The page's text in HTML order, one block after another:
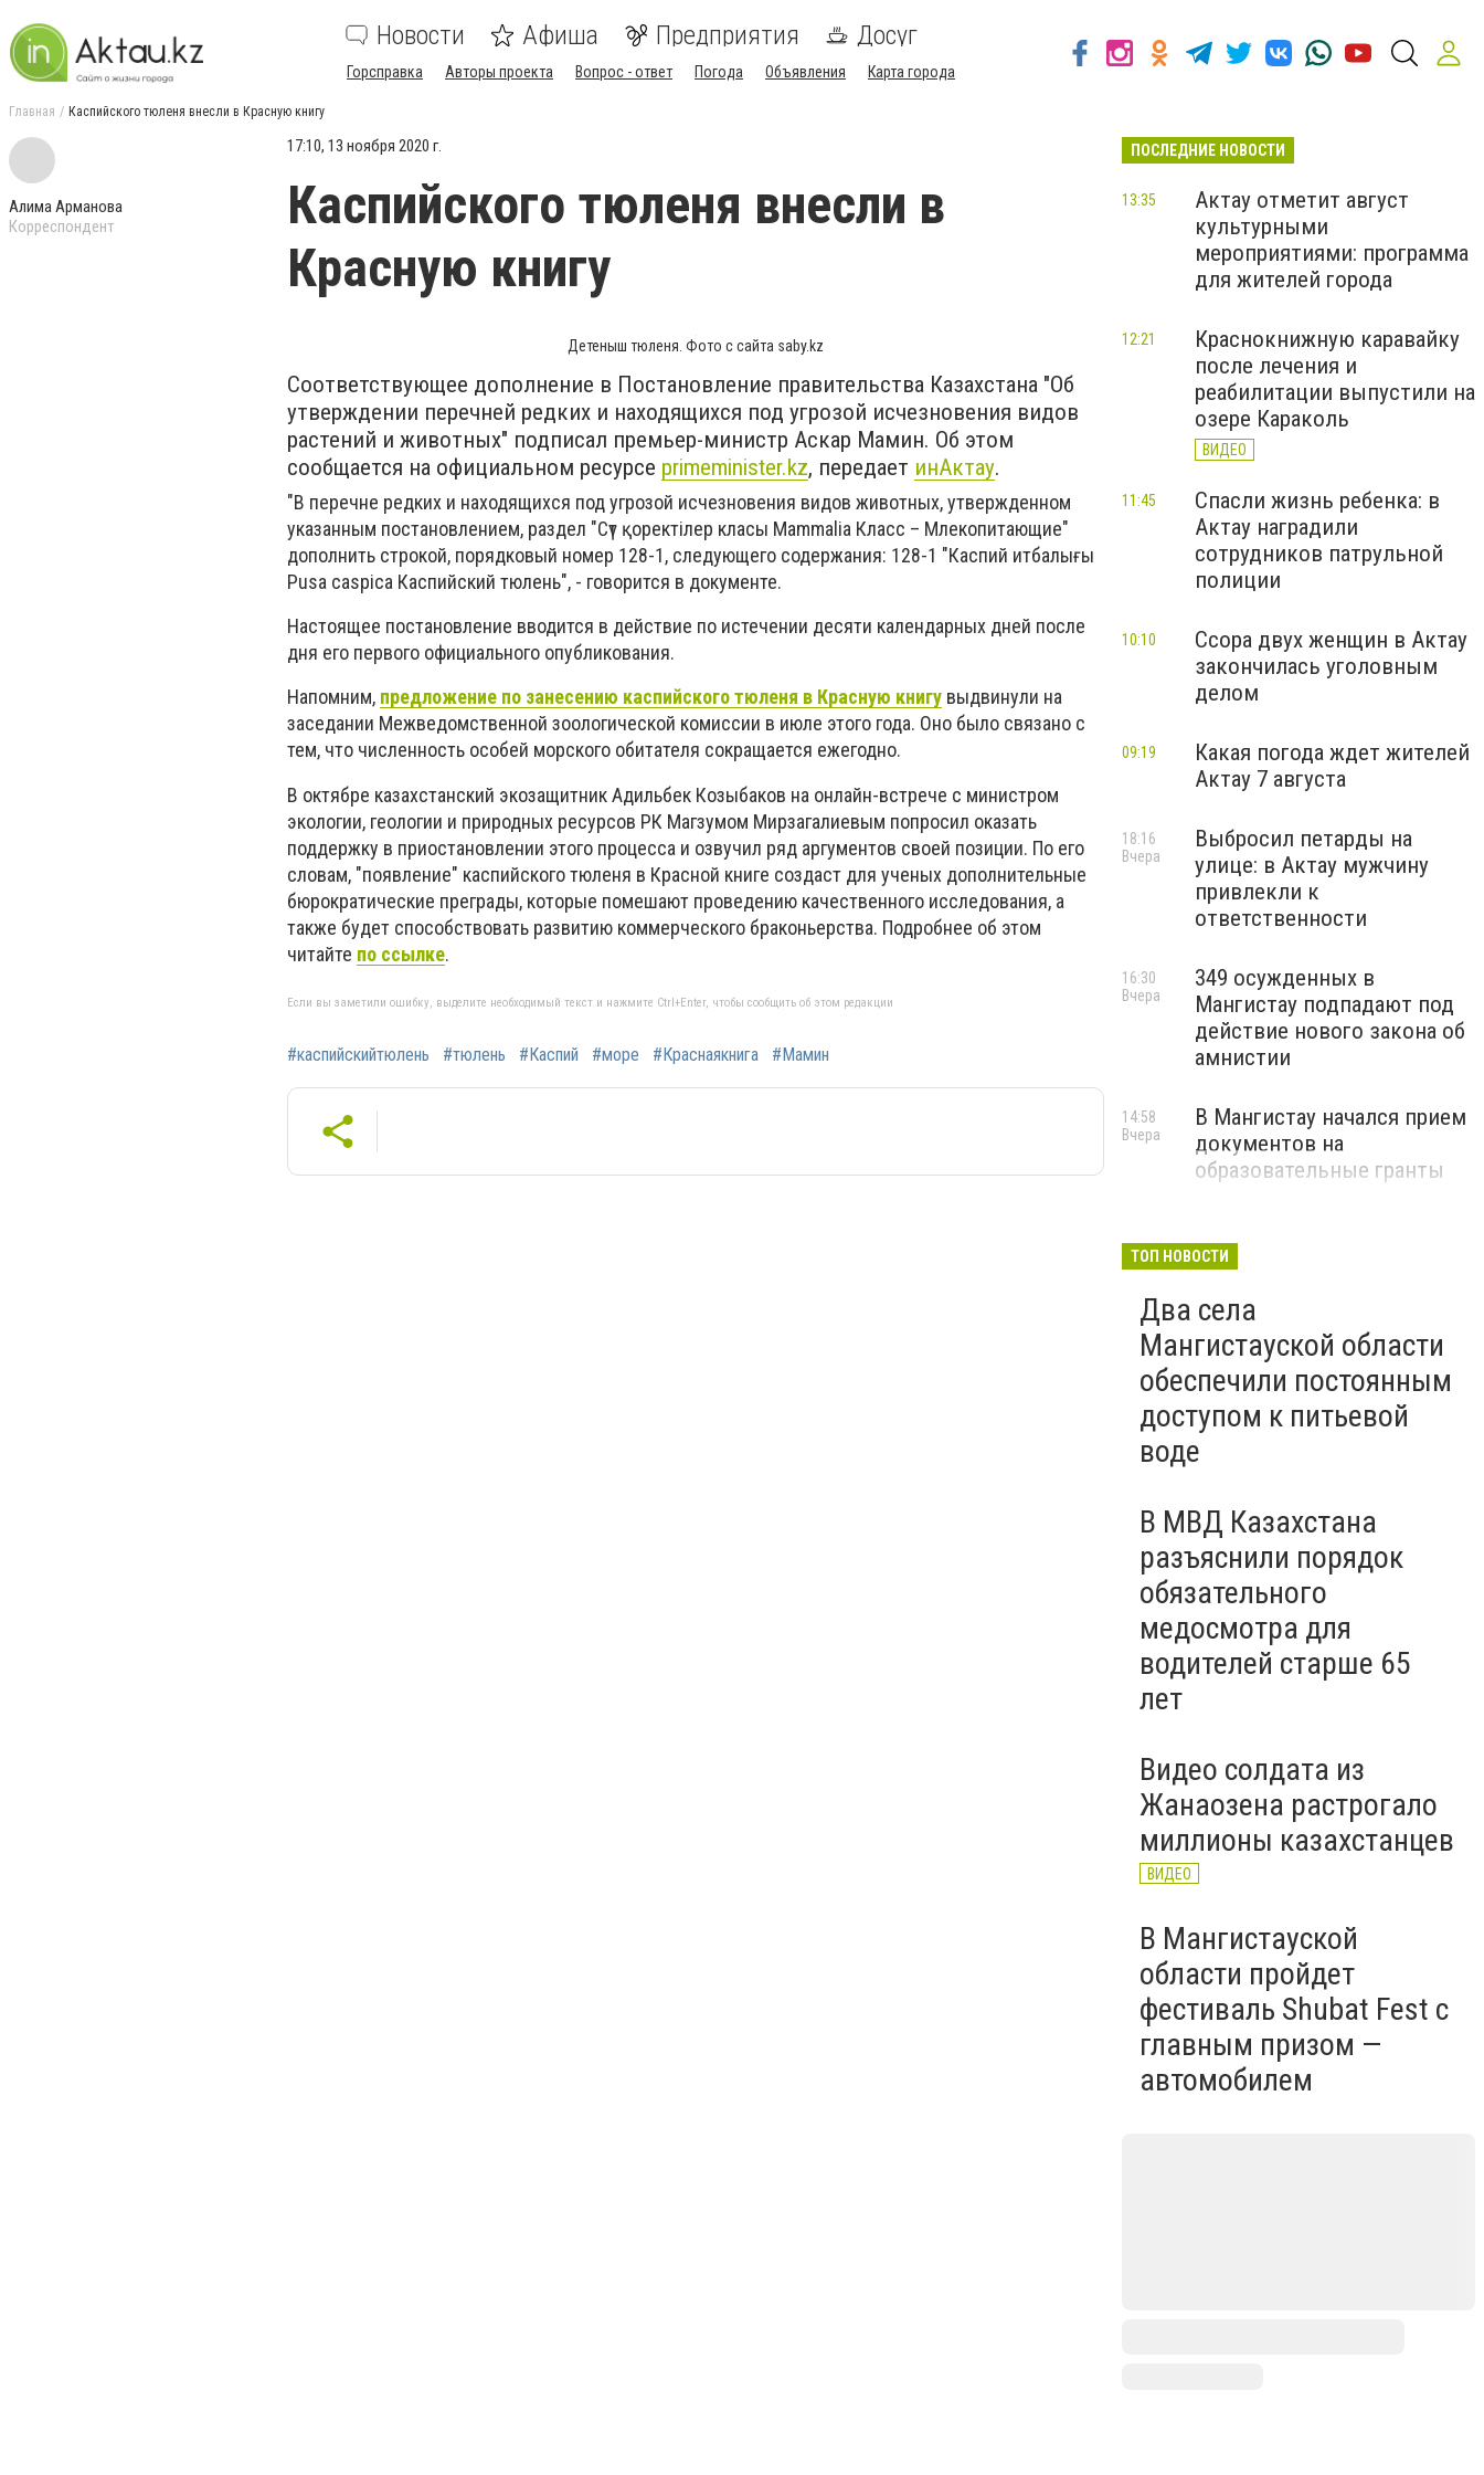
Новости Афиша Предприятия Досуг
Горсправка Авторы проекта Вопрос - ответ Погода Объявления Карта города
Главная Каспийского тюленя внесли в Красную книгу
Алима Арманова
Корреспондент
17:10, 13 ноября 2020 г.
Каспийского тюленя внесли в
Красную книгу
Детеныш тюленя. Фото с сайта saby.kz
Соответствующее дополнение в Постановление правительства Казахстана "Об
утверждении перечней редких и находящихся под угрозой исчезновения видов
растений и животных" подписал премьер-министр Аскар Мамин. Об этом
сообщается на официальном ресурсе primeminister.kz, передает инАктау.
"В перечне редких и находящихся под угрозой исчезновения видов животных, утвержденном
указанным постановлением, раздел "Сүт қоректiлер класы Mammalia Класс – Млекопитающие"
дополнить строкой, порядковый номер 128-1, следующего содержания: 128-1 "Каспий итбалығы
Pusa caspica Каспийский тюлень", - говорится в документе.
Настоящее постановление вводится в действие по истечении десяти календарных дней после
дня его первого официального опубликования.
Напомним, предложение по занесению каспийского тюленя в Красную книгу выдвинули на
заседании Межведомственной зоологической комиссии в июле этого года. Оно было связано с
тем, что численность особей морского обитателя сокращается ежегодно.
В октябре казахстанский экозащитник Адильбек Козыбаков на онлайн-встрече с министром
экологии, геологии и природных ресурсов РК Магзумом Мирзагалиевым попросил оказать
поддержку в приостановлении этого процесса и озвучил ряд аргументов своей позиции. По его
словам, "появление" каспийского тюленя в Красной книге создаст для ученых дополнительные
бюрократические преграды, которые помешают проведению качественного исследования, а
также будет способствовать развитию коммерческого браконьерства. Подробнее об этом
читайте по ссылке.
Если вы заметили ошибку, выделите необходимый текст и нажмите Ctrl+Enter, чтобы сообщить об этом редакции
#каспийскийтюлень #тюлень #Каспий #море #Краснаякнига #Мамин
ПОСЛЕДНИЕ НОВОСТИ
Актау отметит август
культурными
мероприятиями: программа
для жителей города
13:35
Краснокнижную каравайку
после лечения и
реабилитации выпустили на
озере Караколь
ВИДЕО
12:21
Спасли жизнь ребенка: в
Актау наградили
сотрудников патрульной
полиции
11:45
Ссора двух женщин в Актау
закончилась уголовным
делом
10:10
Какая погода ждет жителей
Актау 7 августа
09:19
Выбросил петарды на
улице: в Актау мужчину
привлекли к
ответственности
18:16
Вчера
349 осужденных в
Мангистау подпадают под
действие нового закона об
амнистии
16:30
Вчера
В Мангистау начался прием
документов на
образовательные гранты
14:58
Вчера
ТОП НОВОСТИ
Два села
Мангистауской области
обеспечили постоянным
доступом к питьевой
воде
В МВД Казахстана
разъяснили порядок
обязательного
медосмотра для
водителей старше 65
лет
Видео солдата из
Жанаозена растрогало
миллионы казахстанцев
ВИДЕО
В Мангистауской
области пройдет
фестиваль Shubat Fest с
главным призом —
автомобилем